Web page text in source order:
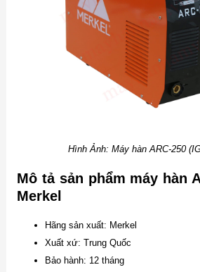
Hình Ảnh: Máy hàn ARC-250
Mô tả sản phẩm máy hàn
Merkel
Hãng sản xuất: Merkel
Xuất xứ: Trung Quốc
Bảo hành: 12 tháng